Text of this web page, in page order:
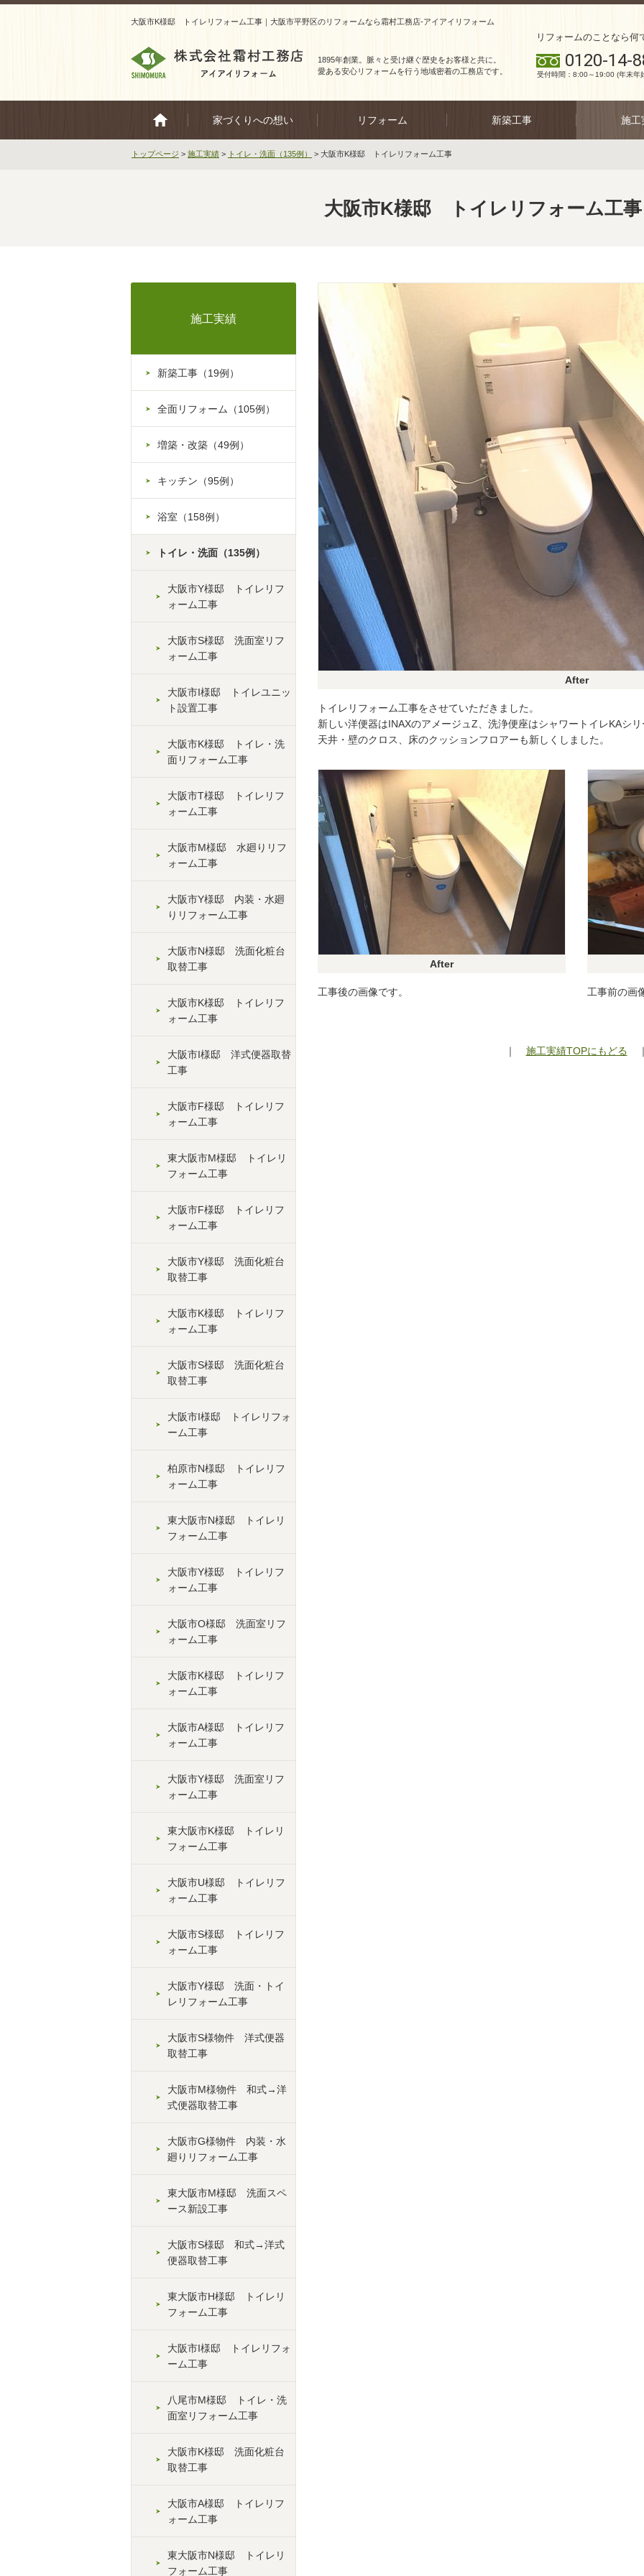
大阪市K様邸 トイレリフォーム工事｜大阪市平野区のリフォームなら霜村工務店-アイアイリフォーム
1895年創業。脈々と受け継ぐ歴史をお客様と共に。
愛ある安心リフォームを行う地域密着の工務店です。
リフォームのことなら
0120-14-
受付時間：8:00～19:00 (年末年
家づくりへの想い リフォーム 新築工事 施工
トップページ > 施工実績 > トイレ・洗面（135例） > 大阪市K様邸 トイレリフォーム工事
大阪市K様邸 トイレリフォーム工事
After
トイレリフォーム工事をさせていただきました。
新しい洋便器はINAXのアメージュZ、洗浄便座はシャワートイレKAシリ
天井・壁のクロス、床のクッションフロアーも新しくしました。
After
工事後の画像です。 工事前の画
｜ 施工実績TOPにもどる ｜
施工実績
新築工事（19例）
全面リフォーム（105例）
増築・改築（49例）
キッチン（95例）
浴室（158例）
トイレ・洗面（135例）
大阪市Y様邸 トイレリフ
ォーム工事
大阪市S様邸 洗面室リフ
ォーム工事
大阪市I様邸 トイレユニッ
ト設置工事
大阪市K様邸 トイレ・洗
面リフォーム工事
大阪市T様邸 トイレリフ
ォーム工事
大阪市M様邸 水廻りリフ
ォーム工事
大阪市Y様邸 内装・水廻
りリフォーム工事
大阪市N様邸 洗面化粧台
取替工事
大阪市K様邸 トイレリフ
ォーム工事
大阪市I様邸 洋式便器取替
工事
大阪市F様邸 トイレリフ
ォーム工事
東大阪市M様邸 トイレリ
フォーム工事
大阪市F様邸 トイレリフ
ォーム工事
大阪市Y様邸 洗面化粧台
取替工事
大阪市K様邸 トイレリフ
ォーム工事
大阪市S様邸 洗面化粧台
取替工事
大阪市I様邸 トイレリフォ
ーム工事
柏原市N様邸 トイレリフ
ォーム工事
東大阪市N様邸 トイレリ
フォーム工事
大阪市Y様邸 トイレリフ
ォーム工事
大阪市O様邸 洗面室リフ
ォーム工事
大阪市K様邸 トイレリフ
ォーム工事
大阪市A様邸 トイレリフ
ォーム工事
大阪市Y様邸 洗面室リフ
ォーム工事
東大阪市K様邸 トイレリ
フォーム工事
大阪市U様邸 トイレリフ
ォーム工事
大阪市S様邸 トイレリフ
ォーム工事
大阪市Y様邸 洗面・トイ
レリフォーム工事
大阪市S様物件 洋式便器
取替工事
大阪市M様物件 和式→洋
式便器取替工事
大阪市G様物件 内装・水
廻りリフォーム工事
東大阪市M様邸 洗面スペ
ース新設工事
大阪市S様邸 和式→洋式
便器取替工事
東大阪市H様邸 トイレリ
フォーム工事
大阪市I様邸 トイレリフォ
ーム工事
八尾市M様邸 トイレ・洗
面室リフォーム工事
大阪市K様邸 洗面化粧台
取替工事
大阪市A様邸 トイレリフ
ォーム工事
東大阪市N様邸 トイレリ
フォーム工事